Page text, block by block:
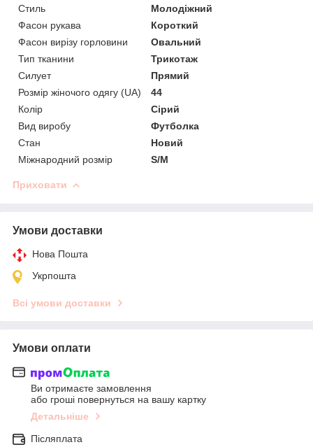
Стиль
Молодіжний
Фасон рукава
Короткий
Фасон вирізу горловини
Овальний
Тип тканини
Трикотаж
Силует
Прямий
Розмір жіночого одягу (UA)
44
Колір
Сірий
Вид виробу
Футболка
Стан
Новий
Міжнародний розмір
S/M
Приховати
Умови доставки
Нова Пошта
Укрпошта
Всі умови доставки
Умови оплати
Ви отримаєте замовлення
або гроші повернуться на вашу картку
Детальніше
Післяплата